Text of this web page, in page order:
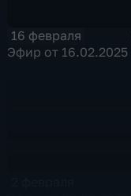
16 февраля
Эфир от 16.02.2025